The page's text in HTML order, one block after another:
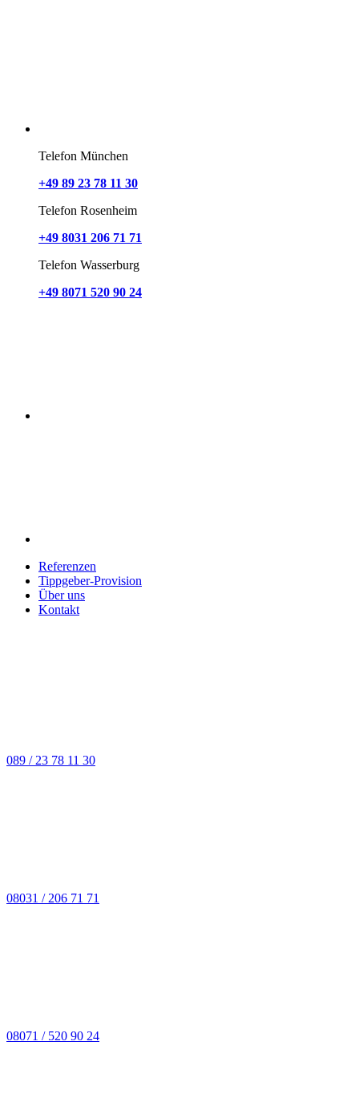
Telefon München
+49 89 23 78 11 30
Telefon Rosenheim
+49 8031 206 71 71
Telefon Wasserburg
+49 8071 520 90 24
Referenzen
Tippgeber-Provision
Über uns
Kontakt
089 / 23 78 11 30
08031 / 206 71 71
08071 / 520 90 24